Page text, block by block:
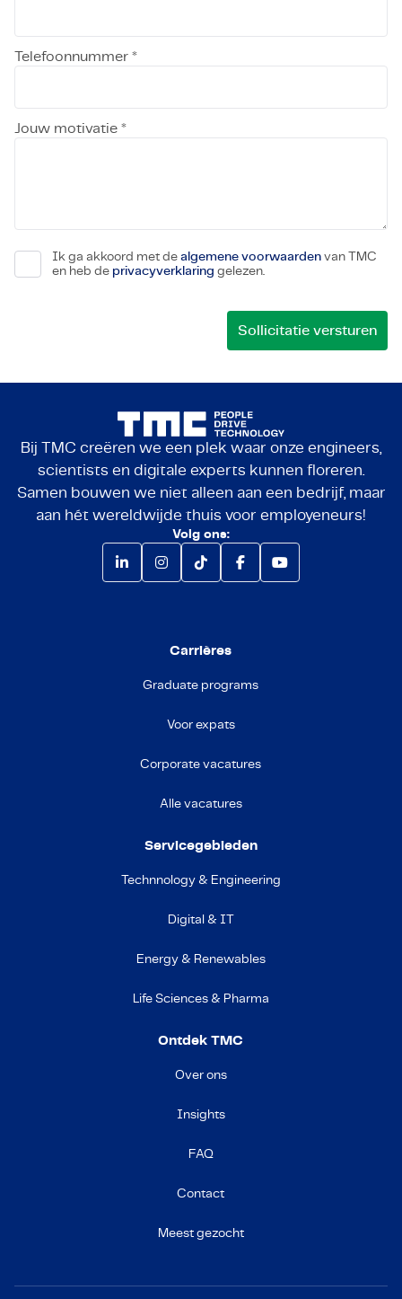
Telefoonnummer *
Jouw motivatie *
Ik ga akkoord met de algemene voorwaarden van TMC
en heb de privacyverklaring gelezen.
Bij TMC creëren we een plek waar onze engineers,
scientists en digitale experts kunnen floreren.
Samen bouwen we niet alleen aan een bedrijf, maar
aan hét wereldwijde thuis voor employeneurs!
Volg ons:
Carrières
Graduate programs
Voor expats
Corporate vacatures
Alle vacatures
Servicegebieden
Technnology & Engineering
Digital & IT
Energy & Renewables
Life Sciences & Pharma
Ontdek TMC
Over ons
Insights
FAQ
Contact
Meest gezocht